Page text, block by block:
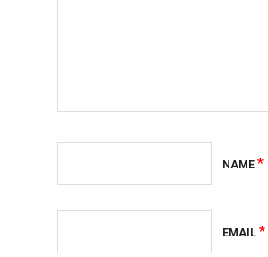
NAME *
EMAIL *